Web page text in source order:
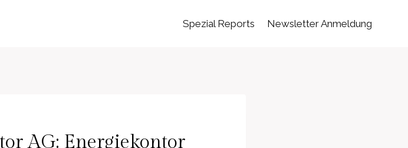
Spezial Reports Newsletter Anmeldung
AG: Energiekontor